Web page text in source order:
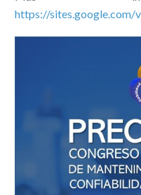
https://sites.google.com/